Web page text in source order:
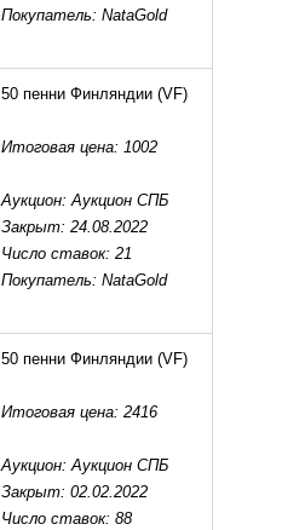
Покупатель: NataGold
50 пенни Финляндии (VF)
Итоговая цена: 1002
Аукцион: Аукцион СПБ
Закрыт: 24.08.2022
Число ставок: 21
Покупатель: NataGold
50 пенни Финляндии (VF)
Итоговая цена: 2416
Аукцион: Аукцион СПБ
Закрыт: 02.02.2022
Число ставок: 88